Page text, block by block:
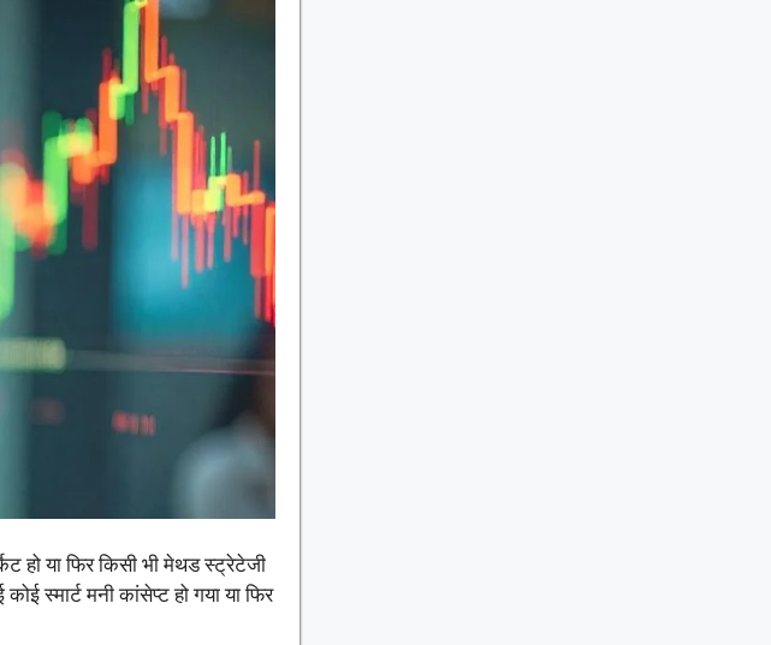
हो या फिर किसी भी मेथड स्ट्रेटेजी
स्मार्ट मनी कांसेप्ट हो गया या फिर